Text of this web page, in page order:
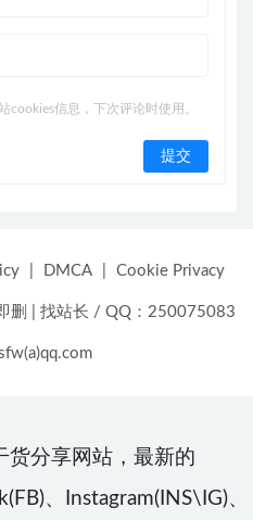
cookies信息，下次评论时使用。
DMCA Cookie Privacy
删 找站长 / QQ：250075083
货分享网站，最新的
、Instagram(INS\IG)、